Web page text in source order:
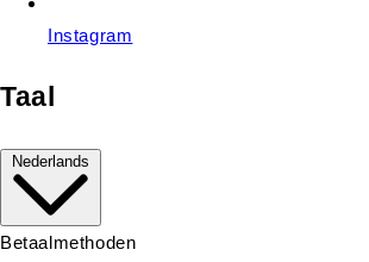
Instagram
Taal
Nederlands
Betaalmethoden